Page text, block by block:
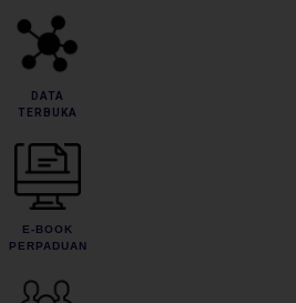
DATA
TERBUKA
E-BOOK
PERPADUAN